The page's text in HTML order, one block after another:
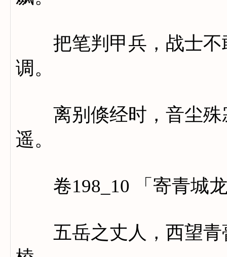
把笔判甲兵，战士不
调。
离别倏经时，音尘殊
遥。
卷198_10 「寄青城龙
五岳之丈人，西望青